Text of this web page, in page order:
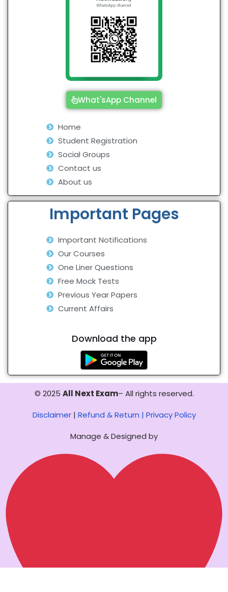
What'sApp Channel
Home
Student Registration
Social Groups
Contact us
About us
Important Pages
Important Notifications
Our Courses
One Liner Questions
Free Mock Tests
Previous Year Papers
Current Affairs
Download the app
© 2025 All Next Exam– All rights reserved.
Disclaimer| Refund & Return | Privacy Policy
Manage & Designed by